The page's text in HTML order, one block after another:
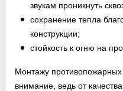
звукам проникнуть
сохранение тепла
конструкции;
стойкость к огню на
Монтажу противопожарных
внимание, ведь от